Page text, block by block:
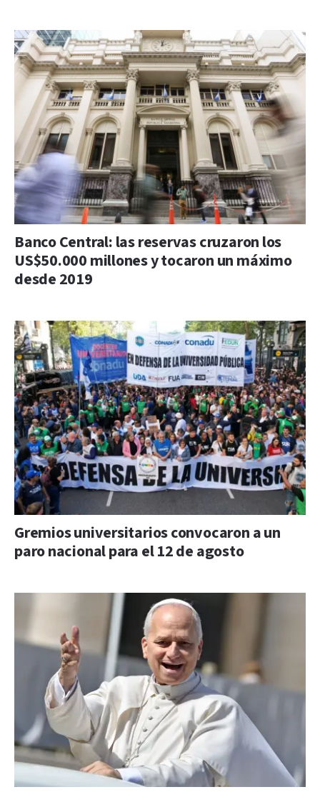
Banco Central: las reservas cruzaron los
US$50.000 millones y tocaron un máximo
desde 2019
Gremios universitarios convocaron a un
paro nacional para el 12 de agosto